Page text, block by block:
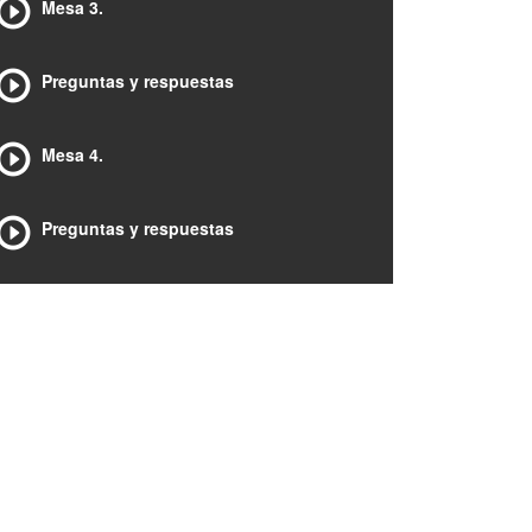
Mesa 3.
Preguntas y respuestas
Mesa 4.
Preguntas y respuestas